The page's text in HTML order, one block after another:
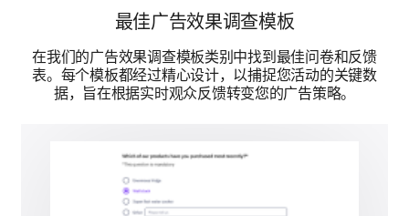
in our social media ads?
Yes Uncertain
No
Tutorial videos
Product benefits
Behind-the-scenes
最佳广告效果调查模板
在我们的广告效果调查模板类别中找到最佳问卷和反馈
表。每个模板都经过精心设计，以捕捉您活动的关键数
据，旨在根据实时观众反馈转变您的广告策略。